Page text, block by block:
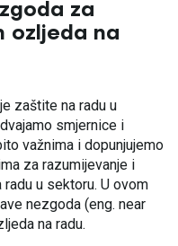
za
ozljeda na
zaštite na radu u
smjernice i
važnima i dopunjujemo
za razumijevanje i
u sektoru. U ovom
nezgoda (eng. near
na radu.